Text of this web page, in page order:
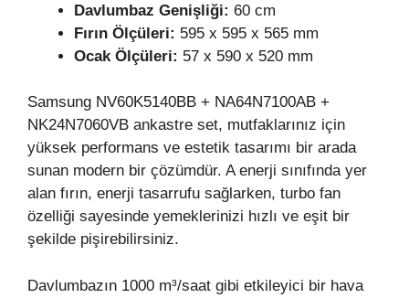
Davlumbaz Genişliği: 60 cm
Fırın Ölçüleri: 595 x 595 x 565 mm
Ocak Ölçüleri: 57 x 590 x 520 mm
Samsung NV60K5140BB + NA64N7100AB +
NK24N7060VB ankastre set, mutfaklarınız için
yüksek performans ve estetik tasarımı bir arada
sunan modern bir çözümdür. A enerji sınıfında yer
alan fırın, enerji tasarrufu sağlarken, turbo fan
özelliği sayesinde yemeklerinizi hızlı ve eşit bir
şekilde pişirebilirsiniz.
Davlumbazın 1000 m³/saat gibi etkileyici bir hava